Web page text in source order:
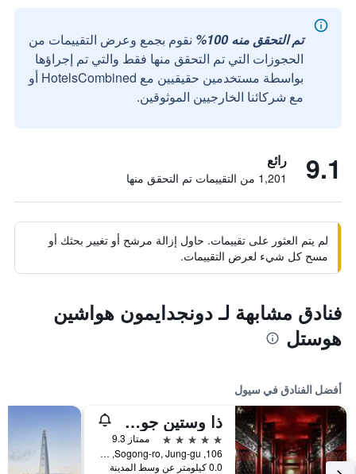
تم التحقق منه 100%
نقوم بجمع وعرض التقييمات من
الحجوزات التي تم التحقق منها فقط والتي تم إجراؤها
بواسطة مستخدمين حقيقيين مع HotelsCombined أو
مع شركائنا الخارجيين الموثوقين.
9.1 رائع
1,201 من التقييمات تم التحقق منها
لم يتم العثور على تقييمات. حاول إزالة مرشح أو تغيير بحثك أو
مسح كل شيء لعرض التقييمات.
فنادق مشابهة لـ دونجدايمون هواشين
هوستل
أفضل الفنادق في سيول
ذا وستين جوسون سول
5 نجوم
ممتاز 9.3
106, Sogong-ro, Jung-gu, سيول, كوريا الجنوبية
0.0 كيلومتر عن وسط المدينة